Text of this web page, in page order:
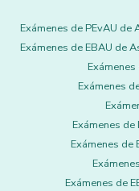
Exámenes de PEvAU de
Exámenes de EBAU de
Exámenes
Exámenes de
Exámenes de
Exámenes de